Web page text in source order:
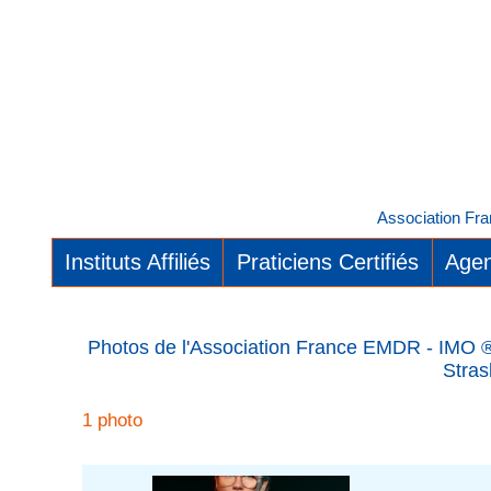
Association
Instituts Affiliés Praticiens Certifiés
Photos de l'Association France EMDR - IMO
1 photo